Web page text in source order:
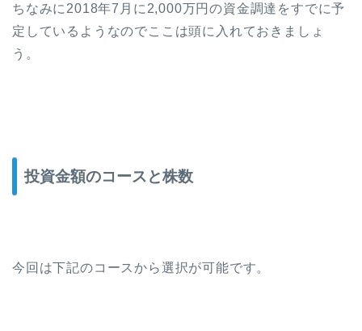
ちなみに2018年7月に2,000万円の資金調達をすでに予
定しているようなのでここは頭に入れておきましょ
う。
投資金額のコースと株数
今回は下記のコースから選択が可能です。